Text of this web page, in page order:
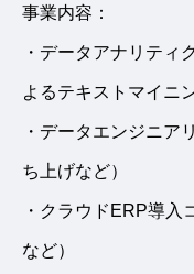
事業内容：
・データアナリティ
よるテキストマイニ
・データエンジニア
ち上げなど）
・クラウドERP導入
など）